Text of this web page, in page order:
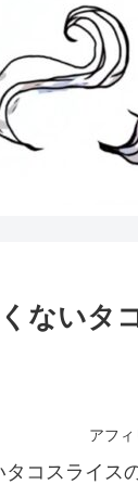
ないタ
アフ
コスライス